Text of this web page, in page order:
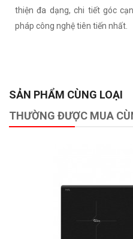
thiện đa dạng, chi tiết góc
pháp công nghệ tiên tiến nhất.
SẢN PHẨM CÙNG LOẠI
THƯỜNG ĐƯỢC MUA